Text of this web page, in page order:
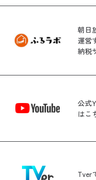
朝日
運営
納税
公式
はこ
Tver